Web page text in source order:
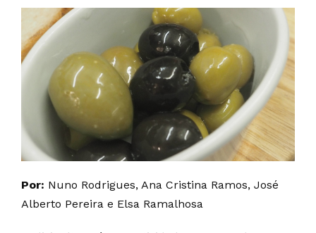
Por: Nuno Rodrigues, Ana Cristina Ramos, José
Alberto Pereira e Elsa Ramalhosa